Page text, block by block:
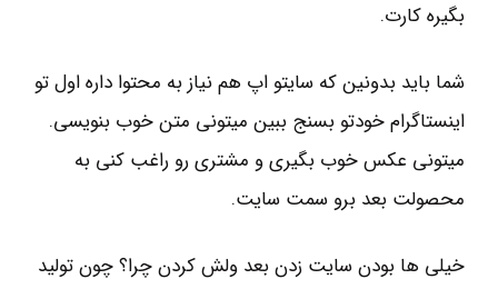
بگیره کارت.
شما باید بدونین که سایتو اپ هم نیاز به محتوا داره اول تو
اینستاگرام خودتو بسنج ببین میتونی متن خوب بنویسی.
میتونی عکس خوب بگیری و مشتری رو راغب کنی به
محصولت بعد برو سمت سایت.
خیلی ها بودن سایت زدن بعد ولش کردن چرا؟ چون تولید